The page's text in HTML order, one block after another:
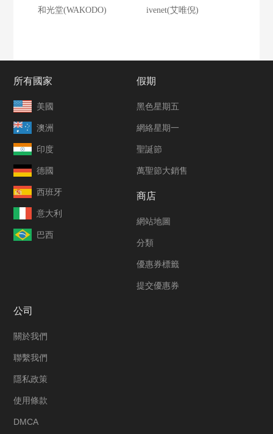
和光堂(WAKODO) ivenet(艾唯倪)
所有國家
美國
澳洲
印度
德國
西班牙
意大利
巴西
假期
黑色星期五
網絡星期一
聖誕節
萬聖節大銷售
商店
網站地圖
分類
優惠券標籤
提交優惠券
公司
關於我們
聯繫我們
隱私政策
使用條款
DMCA